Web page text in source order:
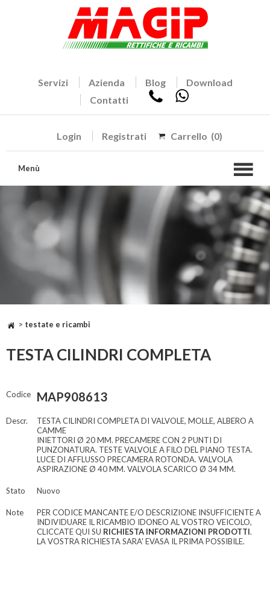
Servizi Azienda Blog
Download
Contatti
Login Registrati Carrello (0)
Menù
> testate e ricambi
TESTA CILINDRI COMPLETA
Codice MAP908613
Descr.
TESTA CILINDRI COMPLETA DI VALVOLE, MOLLE, ALBERO A
CAMME
INIETTORI Ø 20 MM. PRECAMERE CON 2 PUNTI DI
PUNZONATURA. TESTE VALVOLE A FILO DEL PIANO TESTA.
LUCE DI AFFLUSSO PRECAMERA ROTONDA. VALVOLA
ASPIRAZIONE Ø 40 MM. VALVOLA SCARICO Ø 34 MM.
Stato Nuovo
Note
PER CODICE MANCANTE E/O DESCRIZIONE INSUFFICIENTE A
INDIVIDUARE IL RICAMBIO IDONEO AL VOSTRO VEICOLO,
CLICCATE QUI SU RICHIESTA INFORMAZIONI PRODOTTI.
LA VOSTRA RICHIESTA SARA' EVASA IL PRIMA POSSIBILE.